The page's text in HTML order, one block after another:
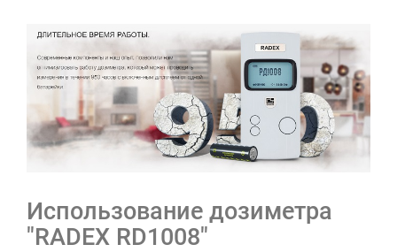
Использование дозиметра
"RADEX RD1008"